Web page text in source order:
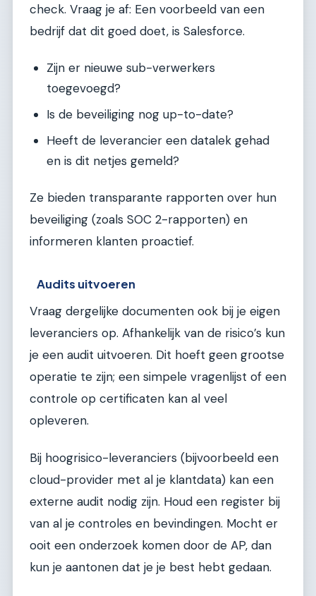
check. Vraag je af: Een voorbeeld van een
bedrijf dat dit goed doet, is Salesforce.
Zijn er nieuwe sub-verwerkers
toegevoegd?
Is de beveiliging nog up-to-date?
Heeft de leverancier een datalek gehad
en is dit netjes gemeld?
Ze bieden transparante rapporten over hun
beveiliging (zoals SOC 2-rapporten) en
informeren klanten proactief.
Audits uitvoeren
Vraag dergelijke documenten ook bij je eigen
leveranciers op. Afhankelijk van de risico’s kun
je een audit uitvoeren. Dit hoeft geen grootse
operatie te zijn; een simpele vragenlijst of een
controle op certificaten kan al veel
opleveren.
Bij hoogrisico-leveranciers (bijvoorbeeld een
cloud-provider met al je klantdata) kan een
externe audit nodig zijn. Houd een register bij
van al je controles en bevindingen. Mocht er
ooit een onderzoek komen door de AP, dan
kun je aantonen dat je je best hebt gedaan.